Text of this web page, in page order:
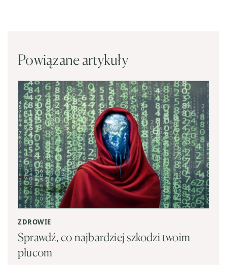
Powiązane artykuły
ZDROWIE
Sprawdź, co najbardziej szkodzi twoim
płucom